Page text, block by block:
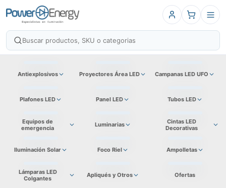
Antiexplosivos Proyectores Área LED Campanas LED UFO
Plafones LED Panel LED Tubos LED
Equipos de
emergencia
Luminarias
Cintas LED
Decorativas
Iluminación Solar Foco Riel Ampolletas
Lámparas LED
Colgantes
Apliqués y Otros Ofertas